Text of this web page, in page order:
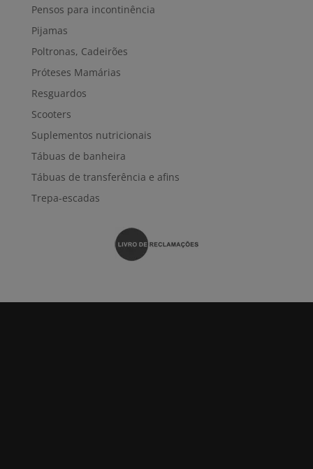
Pensos para incontinência
Pijamas
Poltronas, Cadeirões
Próteses Mamárias
Resguardos
Scooters
Suplementos nutricionais
Tábuas de banheira
Tábuas de transferência e afins
Trepa-escadas